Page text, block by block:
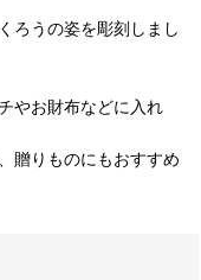
ろうの姿を彫刻しまし
やお財布などに入れ
贈りものにもおすすめ